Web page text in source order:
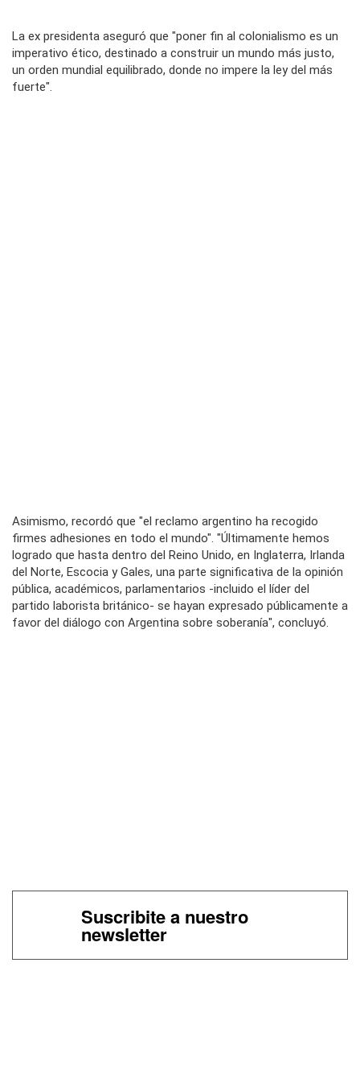
La ex presidenta aseguró que "poner fin al colonialismo es un
imperativo ético, destinado a construir un mundo más justo,
un orden mundial equilibrado, donde no impere la ley del más
fuerte".
Asimismo, recordó que "el reclamo argentino ha recogido
firmes adhesiones en todo el mundo". "Últimamente hemos
logrado que hasta dentro del Reino Unido, en Inglaterra, Irlanda
del Norte, Escocia y Gales, una parte significativa de la opinión
pública, académicos, parlamentarios -incluido el líder del
partido laborista británico- se hayan expresado públicamente a
favor del diálogo con Argentina sobre soberanía", concluyó.
Suscribite a nuestro
newsletter